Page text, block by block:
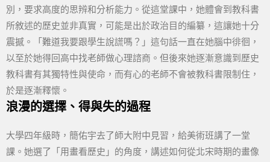
別，要求高度的思辨和分析能力。從這堂課中，她體會到教科書
所敘述的歷史並非真實，可能是出於政治目的編纂，這讓她十分
震撼。「難道我要跟學生說謊嗎？」這句話一直在她腦中徘徊，
以至於她得回高中找老師做心理諮商。但後來她逐漸意識到歷史
教科書有其獨特性與使命，而有心的老師不會被教科書限制住，
於是逐漸釋懷。
浪漫的選擇、得與失的過程
大學四年級時，簡佑宇去了師大附中見習，給美術班講了一堂
課。她選了「用畫看歷史」的角度，講述如何從北宋時期的畫像